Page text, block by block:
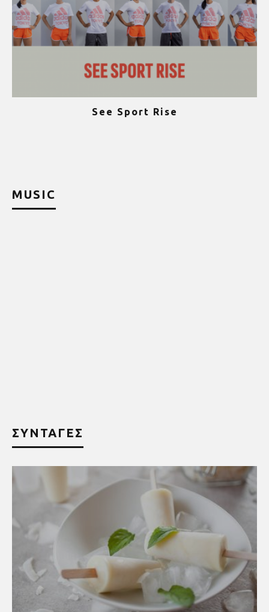
See Sport Rise
MUSIC
ΣΥΝΤΑΓΕΣ